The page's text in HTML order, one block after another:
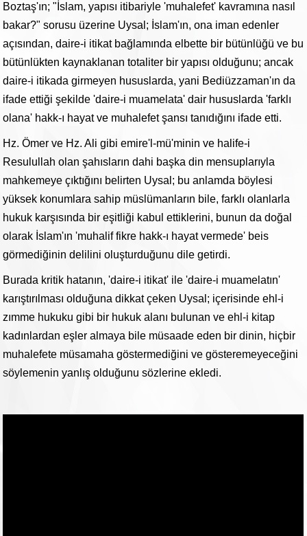
Boztaş'ın; "İslam, yapısı itibariyle 'muhalefet' kavramına nasıl
bakar?" sorusu üzerine Uysal; İslam'ın, ona iman edenler
açısından, daire-i itikat bağlamında elbette bir bütünlüğü ve bu
bütünlükten kaynaklanan totaliter bir yapısı olduğunu; ancak
daire-i itikada girmeyen hususlarda, yani Bediüzzaman'ın da
ifade ettiği şekilde 'daire-i muamelata' dair hususlarda 'farklı
olana' hakk-ı hayat ve muhalefet şansı tanıdığını ifade etti.
Hz. Ömer ve Hz. Ali gibi emire'l-mü'minin ve halife-i
Resulullah olan şahısların dahi başka din mensuplarıyla
mahkemeye çıktığını belirten Uysal; bu anlamda böylesi
yüksek konumlara sahip müslümanların bile, farklı olanlarla
hukuk karşısında bir eşitliği kabul ettiklerini, bunun da doğal
olarak İslam'ın 'muhalif fikre hakk-ı hayat vermede' beis
görmediğinin delilini oluşturduğunu dile getirdi.
Burada kritik hatanın, 'daire-i itikat' ile 'daire-i muamelatın'
karıştırılması olduğuna dikkat çeken Uysal; içerisinde ehl-i
zımme hukuku gibi bir hukuk alanı bulunan ve ehl-i kitap
kadınlardan eşler almaya bile müsaade eden bir dinin, hiçbir
muhalefete müsamaha göstermediğini ve gösteremeyeceğini
söylemenin yanlış olduğunu sözlerine ekledi.